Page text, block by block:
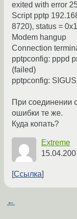
exited with error
Script pptp
8720), status = 0x1
Modem hangup
Connection
pptpconfig: pppd
(failed)
pptpconfig:
При соединении
ошибки те же.
Куда копать?
Extreme
Ссылка
←